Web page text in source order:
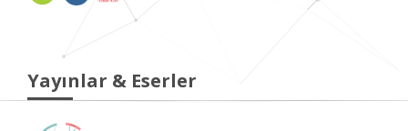
Yayınlar & Eserler